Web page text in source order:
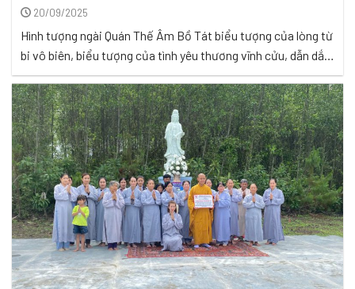
20/09/2025
Hình tượng ngài Quán Thế Âm Bồ Tát biểu tượng của lòng từ
bi vô biên, biểu tượng của tình yêu thương vĩnh cửu, dẫn dắt
chúng sinh vượt thoát khổ đau, trở về bến bờ an lạc giải
thoát. Tình yêu thương của Ngài rộng lớn như biển cả, bao la
như trời xanh, ...